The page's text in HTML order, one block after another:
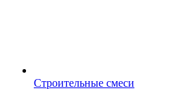
Строительные смеси